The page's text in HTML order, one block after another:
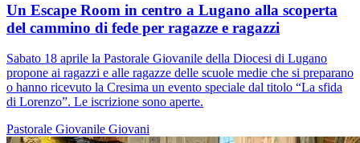
Un Escape Room in centro a Lugano alla scoperta
del cammino di fede per ragazze e ragazzi
Sabato 18 aprile la Pastorale Giovanile della Diocesi di Lugano
propone ai ragazzi e alle ragazze delle scuole medie che si preparano
o hanno ricevuto la Cresima un evento speciale dal titolo “La sfida
di Lorenzo”. Le iscrizione sono aperte.
Pastorale Giovanile Giovani